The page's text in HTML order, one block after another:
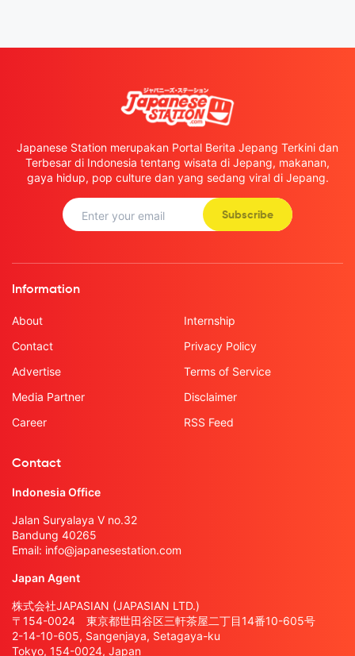
Japanese Station merupakan Portal Berita Jepang Terkini dan
Terbesar di Indonesia tentang wisata di Jepang, makanan,
gaya hidup, pop culture dan yang sedang viral di Jepang.
Subscribe
Information
About
Contact
Advertise
Media Partner
Career
Internship
Privacy Policy
Terms of Service
Disclaimer
RSS Feed
Contact
Indonesia Office
Jalan Suryalaya V no.32
Bandung 40265
Email: info@japanesestation.com
Japan Agent
株式会社JAPASIAN (JAPASIAN LTD.)
〒154-0024 東京都世田谷区三軒茶屋二丁目14番10-605号
2-14-10-605, Sangenjaya, Setagaya-ku
Tokyo, 154-0024, Japan